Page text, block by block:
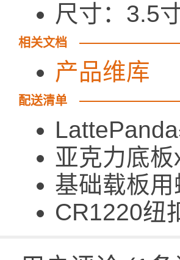
尺寸：3.5
相关文档
产品维库
配送清单
亚克力底板
基础载板
CR1220纽